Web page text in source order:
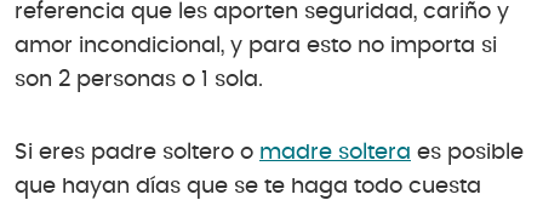
referencia que les aporten seguridad, cariño y
amor incondicional, y para esto no importa si
son 2 personas o 1 sola.
Si eres padre soltero o madre soltera es posible
que hayan días que se te haga todo cuesta